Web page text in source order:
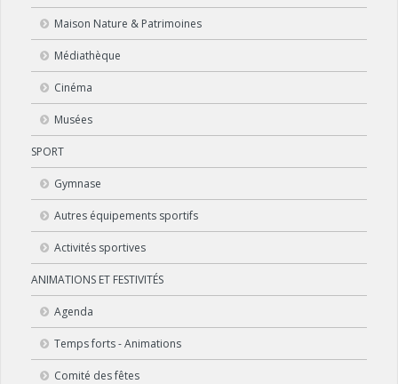
Maison Nature & Patrimoines
Médiathèque
Cinéma
Musées
SPORT
Gymnase
Autres équipements sportifs
Activités sportives
ANIMATIONS ET FESTIVITÉS
Agenda
Temps forts - Animations
Comité des fêtes